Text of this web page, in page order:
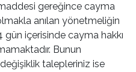
gereğince cayma
anılan yönetmeliğin
gün içerisinde cayma hakkı
Bunun
talepleriniz ise